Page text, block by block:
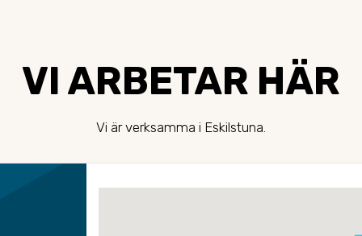
VI ARBETAR HÄR
Vi är verksamma i Eskilstuna.